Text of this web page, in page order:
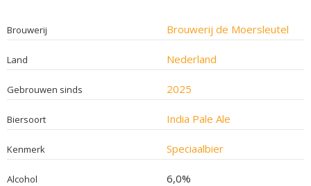
Brouwerij Brouwerij de Moersleutel
Land Nederland
Gebrouwen sinds 2025
Biersoort India Pale Ale
Kenmerk Speciaalbier
Alcohol 6,0%